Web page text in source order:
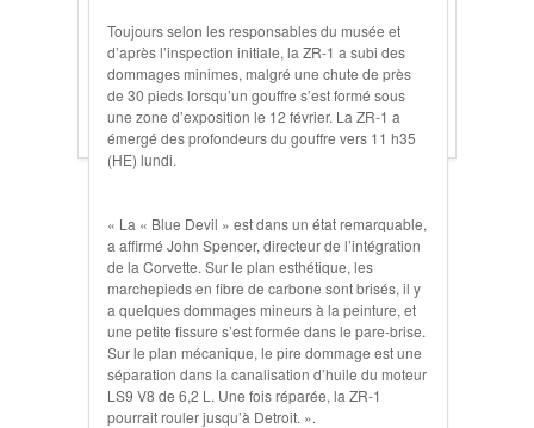
Toujours selon les responsables du musée et
d’après l’inspection initiale, la ZR-1 a subi des
dommages minimes, malgré une chute de près
de 30 pieds lorsqu’un gouffre s’est formé sous
une zone d’exposition le 12 février. La ZR-1 a
émergé des profondeurs du gouffre vers 11 h35
(HE) lundi.
« La « Blue Devil » est dans un état remarquable,
a affirmé John Spencer, directeur de l’intégration
de la Corvette. Sur le plan esthétique, les
marchepieds en fibre de carbone sont brisés, il y
a quelques dommages mineurs à la peinture, et
une petite fissure s’est formée dans le pare-brise.
Sur le plan mécanique, le pire dommage est une
séparation dans la canalisation d’huile du moteur
LS9 V8 de 6,2 L. Une fois réparée, la ZR-1
pourrait rouler jusqu’à Detroit. ».